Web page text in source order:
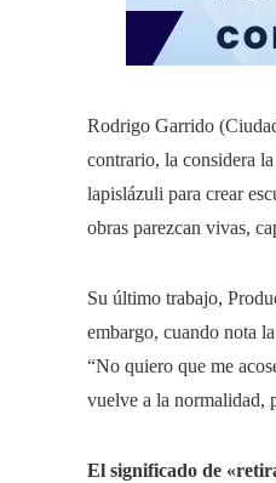
Rodrigo Garrido
contrario, la considera
lapislázuli para crear
obras parezcan vivas,
Su último trabajo,
embargo, cuando nota
“No quiero que me
vuelve a la normalidad,
El significado de